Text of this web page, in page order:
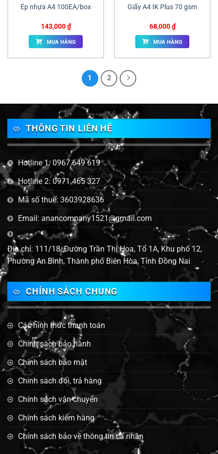
Ép nhựa A4 100EA/box
143,000₫
MUA HÀNG
Giấy A4 IK Plus 70 gsm
68,000₫
MUA HÀNG
1 2
THÔNG TIN LIÊN HỆ
Hotline 1: 0967 649 619
Hotline 2: 0971 465 327
Mã số thuế: 3603928636
Email: anancompany1521@gmail.com
Địa chỉ: 111/18, Đường Trần Thị Hoa, Tổ 1A, Khu phố 12,
Phường An Bình, Thành phố Biên Hòa, Tỉnh Đồng Nai
CHÍNH SÁCH CHUNG
Các hình thức thanh toán
Chính sách bảo hành
Chính sách bảo mật
Chính sách đổi, trả hàng
Chính sách vận chuyển
Chính sách kiểm hàng
Chính sách bảo vệ thông tin cá nhân